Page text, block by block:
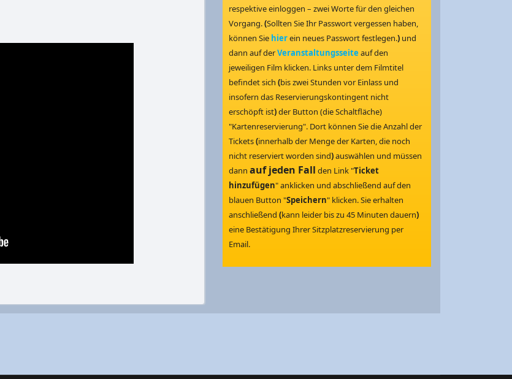
respektive einloggen – zwei Worte für den gleichen
Vorgang.(Sollten Sie Ihr Passwort vergessen haben,
können Sie hierein neues Passwort festlegen.) und
dann auf derVeranstaltungsseiteauf den
jeweiligen Film klicken. Links unter dem Filmtitel
befindet sich (bis zwei Stunden vor Einlass und
insofern das Reservierungskontingent nicht
erschöpft ist)der Button (die Schaltfläche)
"Kartenreservierung". Dort können Sie die Anzahl der
Tickets(innerhalb der Menge der Karten, die noch
nicht reserviert worden sind)auswählen und müssen
dann auf jeden Fall den Link "Ticket
hinzufügen" anklicken und abschließend auf den
blauen Button "Speichern" klicken. Sie erhalten
anschließend (kann leider bis zu 45 Minuten dauern)
eine Bestätigung Ihrer Sitzplatzreservierung per
Email.